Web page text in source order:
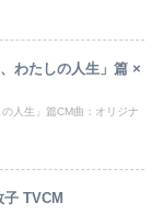
わたしの人生」篇 ×
人生」篇CM曲：オリジナ
TVCM